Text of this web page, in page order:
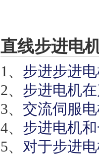
直线步进电
1、 步进步进
2、 步进电机
3、 交流伺服
4、 步进电机
5、 对于步进